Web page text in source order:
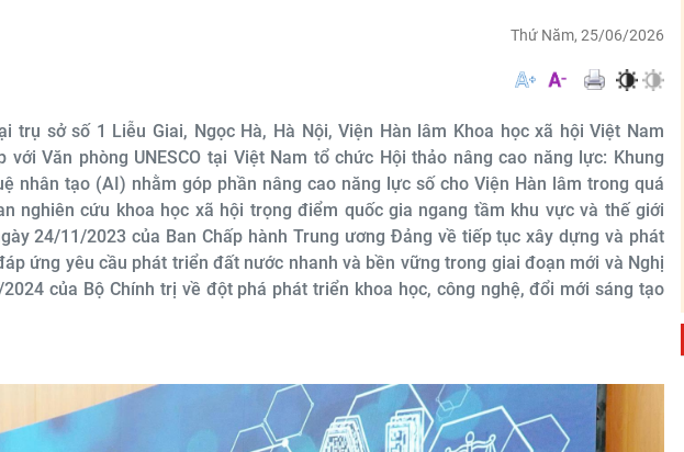
Thứ Năm, 25/06/2026
trụ sở số 1 Liễu Giai, Ngọc Hà, Hà Nội, Viện Hàn lâm Khoa học xã hội Việt Nam
với Văn phòng UNESCO tại Việt Nam tổ chức Hội thảo nâng cao năng lực: Khung
nhân tạo (AI) nhằm góp phần nâng cao năng lực số cho Viện Hàn lâm trong quá
nghiên cứu khoa học xã hội trọng điểm quốc gia ngang tầm khu vực và thế giới
24/11/2023 của Ban Chấp hành Trung ương Đảng về tiếp tục xây dựng và phát
ứng yêu cầu phát triển đất nước nhanh và bền vững trong giai đoạn mới và Nghị
của Bộ Chính trị về đột phá phát triển khoa học, công nghệ, đổi mới sáng tạo